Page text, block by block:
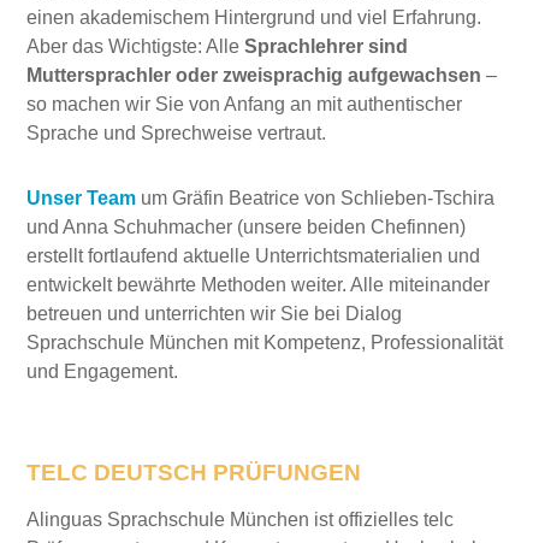
einen akademischem Hintergrund und viel Erfahrung.
Aber das Wichtigste: AlleSprachlehrer sind
Muttersprachler oder zweisprachig aufgewachsen –
so machen wir Sie von Anfang an mit authentischer
Sprache und Sprechweise vertraut.
Unser Team um Gräfin Beatrice von Schlieben-Tschira
und Anna Schuhmacher (unsere beiden Chefinnen)
erstellt fortlaufend aktuelle Unterrichtsmaterialien und
entwickelt bewährte Methoden weiter. Alle miteinander
betreuen und unterrichten wir Sie bei Dialog
Sprachschule München mit Kompetenz, Professionalität
und Engagement.
TELC DEUTSCH PRÜFUNGEN
Alinguas Sprachschule München ist offizielles telc